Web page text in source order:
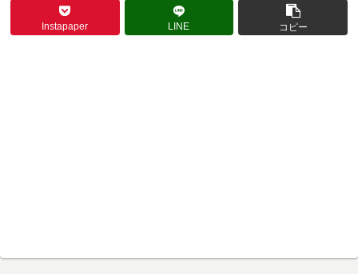
Instapaper LINE コピー